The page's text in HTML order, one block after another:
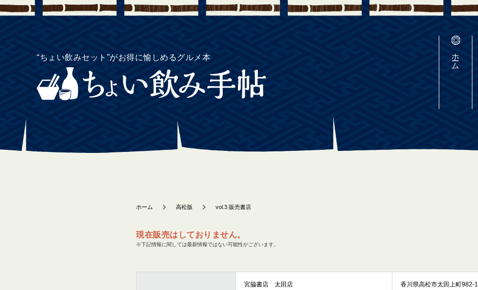
“ちょい飲みセット”がお得に愉しめるグルメ本 ホーム
ホーム 高松版 vol.3 販売書店
現在販売はしておりません。
※下記情報に関しては最新情報ではない可能性がございます。
宮脇書店 太田店 香川県高松市太田上町982-1